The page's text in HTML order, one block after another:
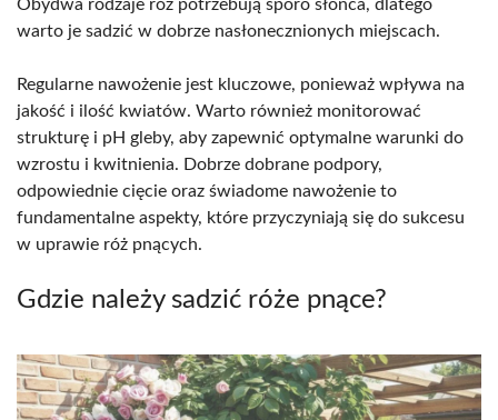
Obydwa rodzaje róż potrzebują sporo słońca, dlatego
warto je sadzić w dobrze nasłonecznionych miejscach.
Regularne nawożenie jest kluczowe, ponieważ wpływa na
jakość i ilość kwiatów. Warto również monitorować
strukturę i pH gleby, aby zapewnić optymalne warunki do
wzrostu i kwitnienia. Dobrze dobrane podpory,
odpowiednie cięcie oraz świadome nawożenie to
fundamentalne aspekty, które przyczyniają się do sukcesu
w uprawie róż pnących.
Gdzie należy sadzić róże pnące?